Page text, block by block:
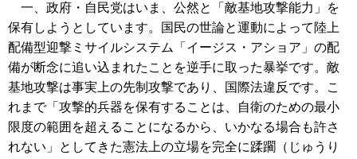
一、政府・自民党はいま、公然と「敵基地攻撃能力」を
保有しようとしています。国民の世論と運動によって陸上
配備型迎撃ミサイルシステム「イージス・アショア」の配
備が断念に追い込まれたことを逆手に取った暴挙です。敵
基地攻撃は事実上の先制攻撃であり、国際法違反です。こ
れまで「攻撃的兵器を保有することは、自衛のための最小
限度の範囲を超えることになるから、いかなる場合も許さ
れない」としてきた憲法上の立場を完全に蹂躙（じゅうり